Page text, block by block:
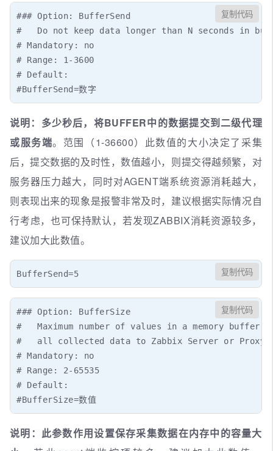
### Option: BufferSend
#   Do not keep data longer than N seconds in
# Mandatory: no
# Range: 1-3600
# Default:
#BufferSend=数字
复制代码
说明：多少秒后，将BUFFER中的数据提交到二级代理
或服务端。范围（1-36600）此数值的大小决定了采集
后，提交数据的及时性，数值越小，则提交得越频繁，对
服务器压力越大，同时对AGENT端系统资源消耗越大，
则表现出来的现象是报警非常及时，建议根据实际情况自
行考虑，也可保持默认，若发现ZABBIX消耗资源较多，
建议加大此数值。
BufferSend=5 复制代码
### Option: BufferSize
#   Maximum number of values in a memory buffer.
#   all collected data to Zabbix Server or
# Mandatory: no
# Range: 2-65535
# Default:
#BufferSize=数值
复制代码
说明：此参数作用设置保存采集数据在内存中的容量大